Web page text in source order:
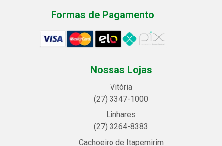
Formas de Pagamento
Nossas Lojas
Vitória
(27) 3347-1000
Linhares
(27) 3264-8383
Cachoeiro de Itapemirim